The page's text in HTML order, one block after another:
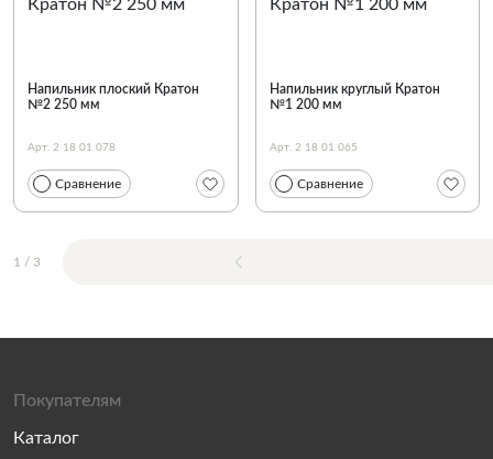
Напильник плоский Кратон
№2 250 мм
Арт. 2 18 01 078
Сравнение
Напильник круглый Кратон
№1 200 мм
Арт. 2 18 01 065
Сравнение
1 / 3
Покупателям
Каталог